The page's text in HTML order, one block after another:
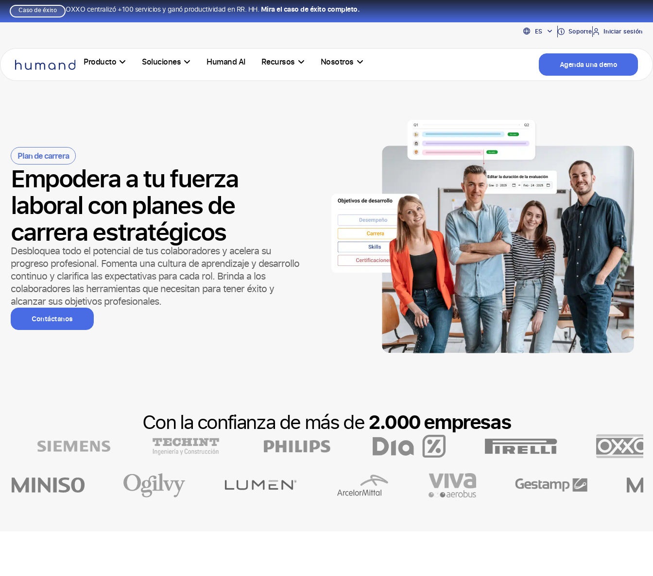
Caso de éxito OXXO centralizó +100 servicios y ganó productividad en RR. HH.Mira el caso de éxito completo.
ES
EN
PT
Soporte Iniciar sesión
Producto Soluciones Humand AI Recursos Nosotros Agenda una demo
Plan de carrera
Empodera a tu fuerza
laboral con planes de
carrera estratégicos
Desbloquea todo el potencial de tus colaboradores y acelera su
progreso profesional. Fomenta una cultura de aprendizaje y desarrollo
continuo y clarifica las expectativas para cada rol. Brinda a los
colaboradores las herramientas que necesitan para tener éxito y
alcanzar sus objetivos profesionales.
Contáctanos
Con la confianza de más de2.000 empresas